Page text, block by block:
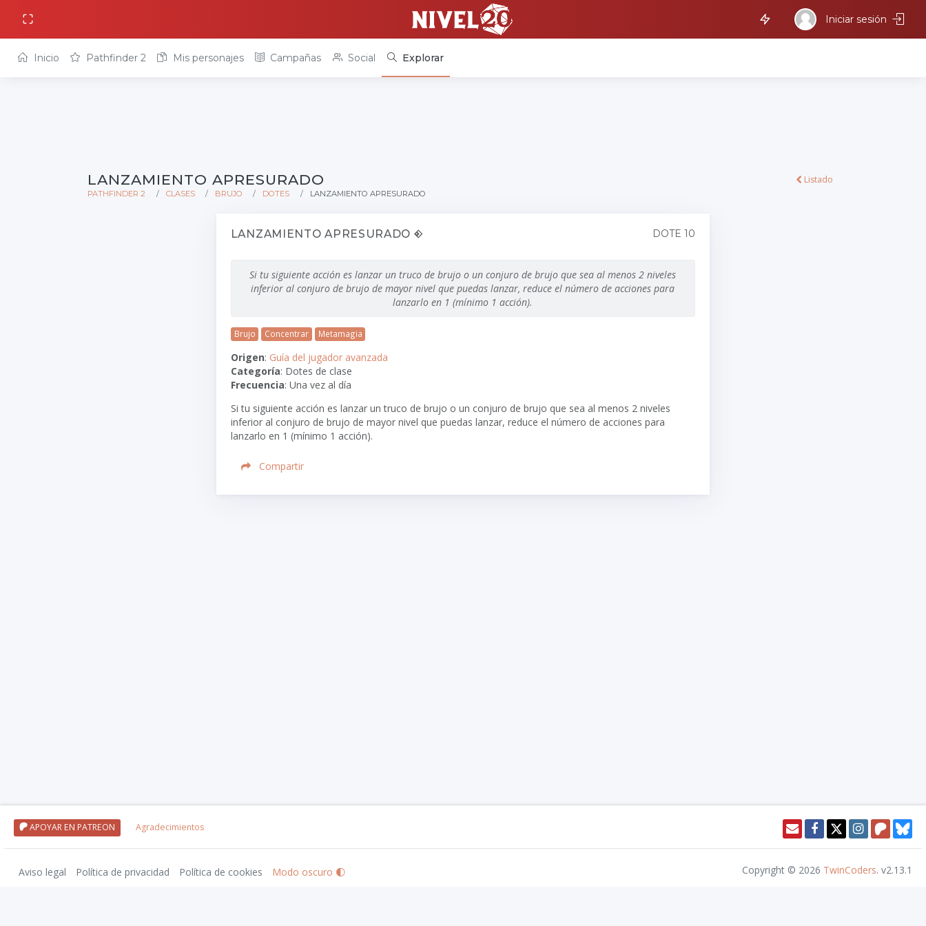
Iniciar sesión
Inicio Pathfinder 2 Mis personajes Campañas Social Explorar
LANZAMIENTO APRESURADO
PATHFINDER 2 CLASES BRUJO DOTES LANZAMIENTO APRESURADO
Listado
LANZAMIENTO APRESURADO DOTE 10
Si tu siguiente acción es lanzar un truco de brujo o un conjuro de brujo que sea al menos 2 niveles
inferior al conjuro de brujo de mayor nivel que puedas lanzar, reduce el número de acciones para
lanzarlo en 1 (mínimo 1 acción).
Brujo Concentrar Metamagia
Origen: Guía del jugador avanzada
Categoría: Dotes de clase
Frecuencia: Una vez al día
Si tu siguiente acción es lanzar un truco de brujo o un conjuro de brujo que sea al menos 2 niveles
inferior al conjuro de brujo de mayor nivel que puedas lanzar, reduce el número de acciones para
lanzarlo en 1 (mínimo 1 acción).
Compartir
APOYAR EN PATREON Agradecimientos
Aviso legal Política de privacidad Política de cookies Modo oscuro 🌓 Copyright © 2026 TwinCoders. v2.13.1